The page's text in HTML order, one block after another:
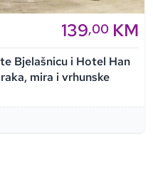
139,00 KM
Bjelašnicu i Hotel Han
mira i vrhunske